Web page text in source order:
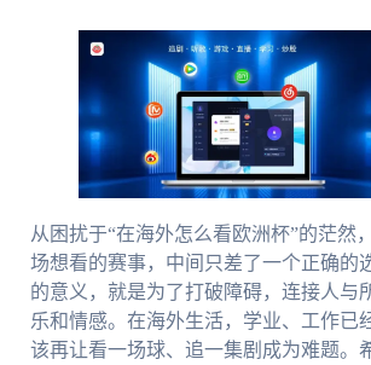
从困扰于“在海外怎么看欧洲杯”的茫然
场想看的赛事，中间只差了一个正确的
的意义，就是为了打破障碍，连接人与
乐和情感。在海外生活，学业、工作已
该再让看一场球、追一集剧成为难题。